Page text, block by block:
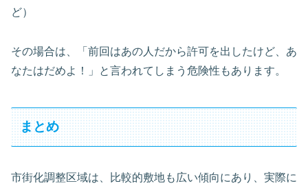
ど）
その場合は、「前回はあの人だから許可を出したけど、あ
なたはだめよ！」と言われてしまう危険性もあります。
まとめ
市街化調整区域は、比較的敷地も広い傾向にあり、実際に